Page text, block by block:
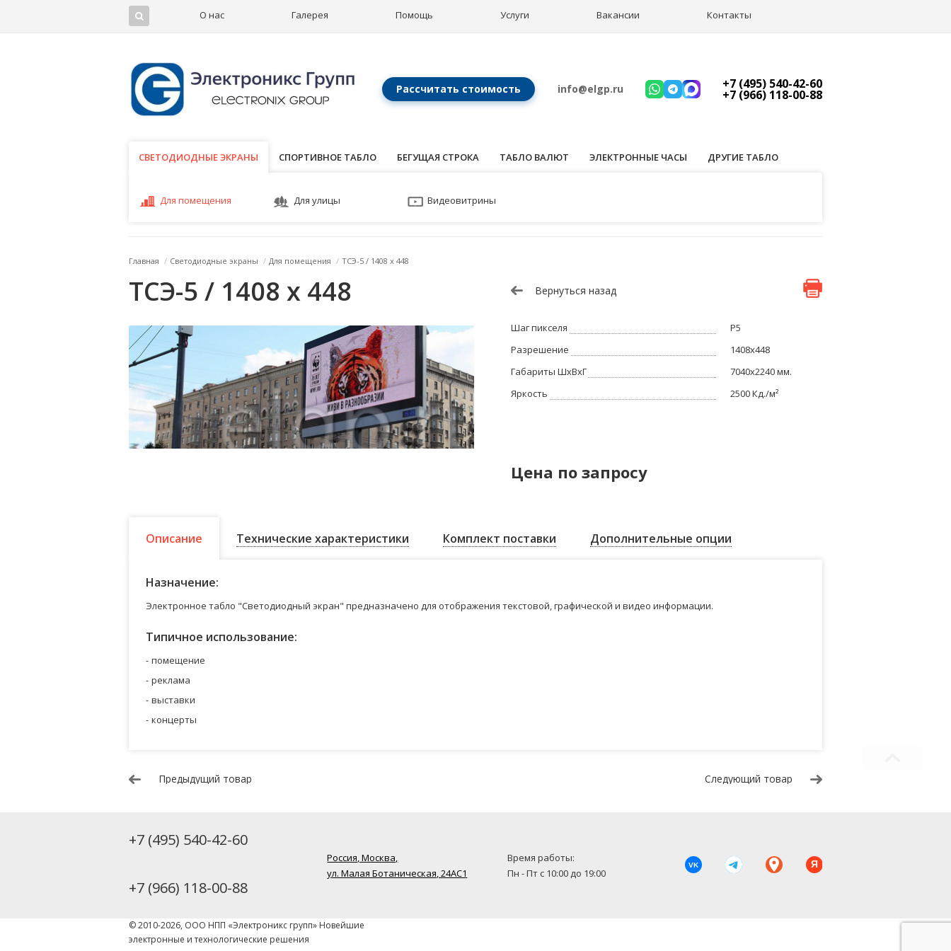
О нас Галерея Помощь Услуги Вакансии Контакты
Рассчитать стоимость info@elgp.ru +7 (495) 540-42-60
+7 (966) 118-00-88
СВЕТОДИОДНЫЕ ЭКРАНЫ
СВЕТОДИОДНЫЕ ЭКРАНЫ СПОРТИВНОЕ ТАБЛО БЕГУЩАЯ СТРОКА ТАБЛО ВАЛЮТ ЭЛЕКТРОННЫЕ ЧАСЫ ДРУГИЕ ТАБЛО
Для помещения Для улицы Видеовитрины
Главная / Светодиодные экраны / Для помещения / ТСЭ-5 / 1408 x 448
ТСЭ-5 / 1408 x 448 Вернуться назад
Шаг пикселя
Р5
Разрешение
1408x448
Габариты ШхВхГ
7040x2240 мм.
Яркость
2500 Кд./м²
Цена по запросу
Описание Технические характеристики Комплект поставки Дополнительные опции
Назначение:
Электронное табло "Светодиодный экран" предназначено для отображения текстовой, графической и видео информации.
Типичное использование:
помещение
реклама
выставки
концерты
Предыдущий товар Следующий товар
+7 (495) 540-42-60
+7 (966) 118-00-88
Россия, Москва,
ул. Малая Ботаническая, 24AC1
Время работы:
Пн - Пт с 10:00 до 19:00
VK Я
© 2010-2026, ООО НПП «Электроникс групп» Новейшие
электронные и технологические решения